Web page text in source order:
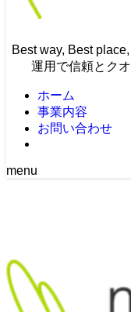
Best way, Best
運用で信頼とク
ホーム
事業内容
お問い合わせ
menu